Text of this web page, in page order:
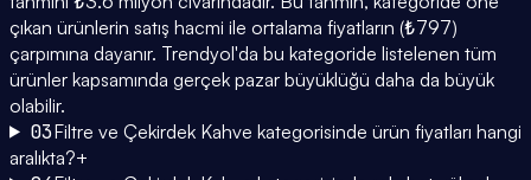
çıkan ürünlerin satış hacmi ile ortalama fiyatların (₺797)
çarpımına dayanır. Trendyol'da bu kategoride listelenen tüm
ürünler kapsamında gerçek pazar büyüklüğü daha da büyük
olabilir.
03Filtre ve Çekirdek Kahve kategorisinde ürün fiyatları hangi
aralıkta?+